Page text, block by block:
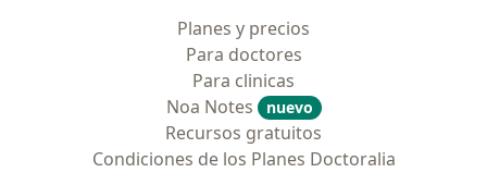
Planes y precios
Para doctores
Para clinicas
Noa Notes
nuevo
Recursos gratuitos
Condiciones de los Planes Doctoralia